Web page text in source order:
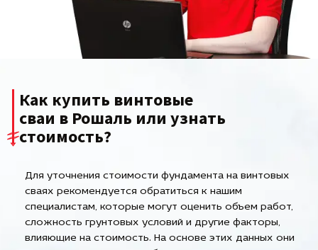
Как купить винтовые
сваи в Рошаль или узнать
стоимость?
Для уточнения стоимости фундамента на винтовых
сваях рекомендуется обратиться к нашим
специалистам, которые могут оценить объем работ,
сложность грунтовых условий и другие факторы,
влияющие на стоимость. На основе этих данных они